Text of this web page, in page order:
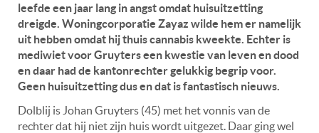
leefde een jaar lang in angst omdat huisuitzetting
dreigde. Woningcorporatie Zayaz wilde hem er namelijk
uit hebben omdat hij thuis cannabis kweekte. Echter is
mediwiet voor Gruyters een kwestie van leven en dood
en daar had de kantonrechter gelukkig begrip voor.
Geen huisuitzetting dus en dat is fantastisch nieuws.
Dolblij is Johan Gruyters (45) met het vonnis van de
rechter dat hij niet zijn huis wordt uitgezet. Daar ging wel